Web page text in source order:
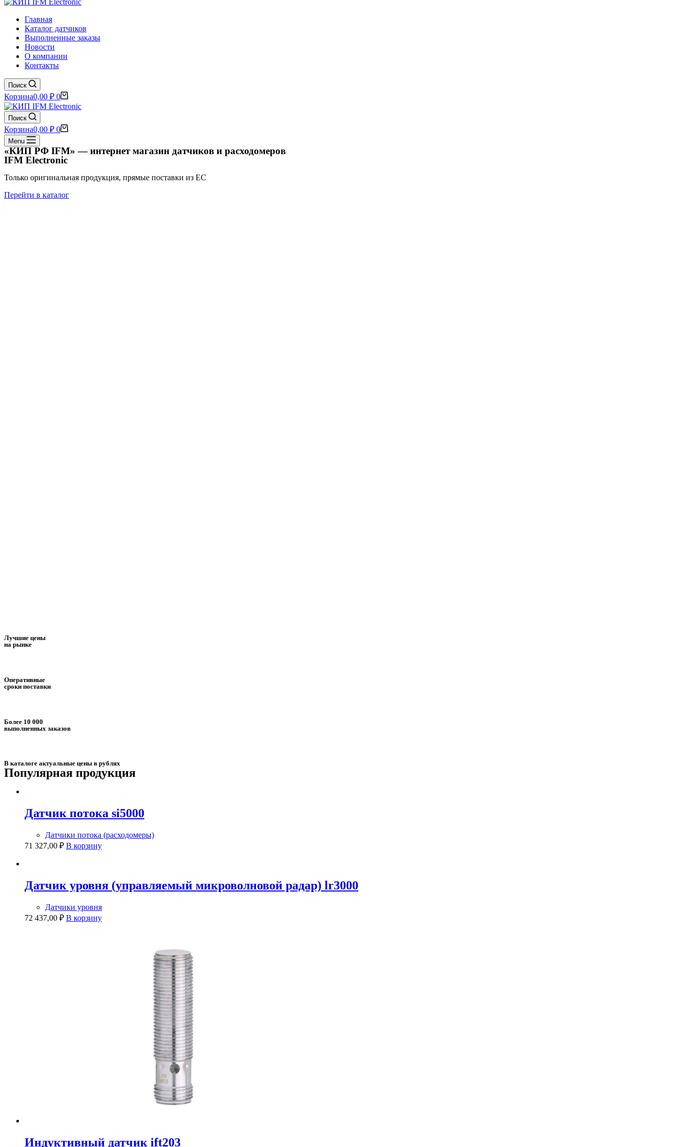
Главная
Каталог датчиков
Выполненные заказы
Новости
О компании
Контакты
Поиск
Корзина0,00 ₽ 0
Поиск
Корзина0,00 ₽ 0
Menu
«КИП РФ IFM» — интернет магазин датчиков и расходомеров
IFM Electronic
Только оригинальная продукция, прямые поставки из EC
Перейти в каталог
Лучшие цены
на рынке
Оперативные
сроки поставки
Более 10 000
выполненных заказов
В каталоге актуальные цены в рублях
Популярная продукция​
Датчик потока si5000
Датчики потока (расходомеры)
71 327,00 ₽ В корзину
Датчик уровня (управляемый микроволновой радар) lr3000
Датчики уровня
72 437,00 ₽ В корзину
Индуктивный датчик ift203